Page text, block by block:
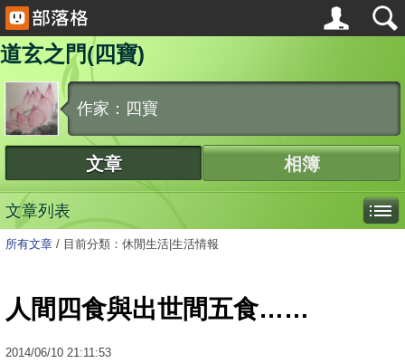
道玄之門(四寶)
作家：四寶
文章 相簿
文章列表
所有文章 / 目前分類：休閒生活|生活情報
人間四食與出世間五食……
2014/06/10 21:11:53